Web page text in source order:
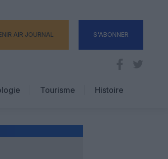
AIR JOURNAL S'ABONNER
Tourisme
Hôtellerie
Histoire